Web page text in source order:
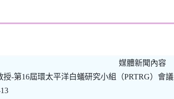
媒體新聞內容
授-第16屆環太平洋白蟻研究小組（PRTRG）會議